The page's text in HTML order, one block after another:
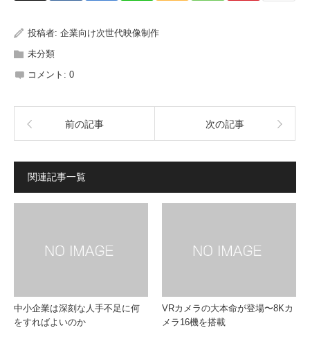
投稿者: 企業向け次世代映像制作
未分類
コメント: 0
前の記事 次の記事
関連記事一覧
中小企業は深刻な人手不足に何
をすればよいのか
VRカメラの大本命が登場〜8Kカ
メラ16機を搭載